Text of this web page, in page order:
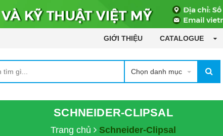
GIỚI THIỆU CATALOGUE
Chọn danh mục
SCHNEIDER-CLIPSAL
Trang chủ Schneider-Clipsal